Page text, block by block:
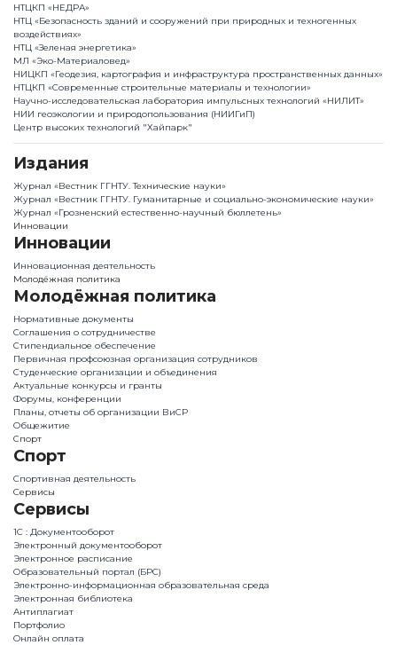
НТЦКП «НЕДРА»
НТЦ «Безопасность зданий и сооружений при природных и техногенных
воздействиях»
НТЦ «Зеленая энергетика»
МЛ «Эко-Материаловед»
НИЦКП «Геодезия, картография и инфраструктура пространственных данных»
НТЦКП «Современные строительные материалы и технологии»
Научно-исследовательская лаборатория импульсных технологий «НИЛИТ»
НИИ геоэкологии и природопользования (НИИГиП)
Центр высоких технологий "Хайпарк"
Издания
Журнал «Вестник ГГНТУ. Технические науки»
Журнал «Вестник ГГНТУ. Гуманитарные и социально-экономические науки»
Журнал «Грозненский естественно-научный бюллетень»
Инновации
Инновации
Инновационная деятельность
Молодёжная политика
Молодёжная политика
Нормативные документы
Соглашения о сотрудничестве
Стипендиальное обеспечение
Первичная профсоюзная организация сотрудников
Студенческие организации и объединения
Актуальные конкурсы и гранты
Форумы, конференции
Планы, отчеты об организации ВиСР
Общежитие
Спорт
Спорт
Спортивная деятельность
Сервисы
Сервисы
1С : Документооборот
Электронный документооборот
Электронное расписание
Образовательный портал (БРС)
Электронно-информационная образовательная среда
Электронная библиотека
Антиплагиат
Портфолио
Онлайн оплата